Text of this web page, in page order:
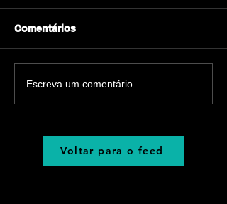
Comentários
Escreva um comentário
Voltar para o feed